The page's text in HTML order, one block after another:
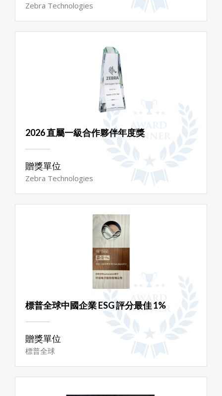
Zebra Technologies
2026 直屬一級合作夥伴年度獎
贈獎單位
Zebra Technologies
標普全球中國企業 ESG 評分最佳 1%
贈獎單位
標普全球